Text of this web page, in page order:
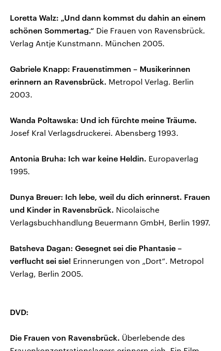
Loretta Walz: „Und dann kommst du dahin an einem
schönen Sommertag.“ Die Frauen von Ravensbrück.
Verlag Antje Kunstmann. München 2005.
Gabriele Knapp: Frauenstimmen – Musikerinnen
erinnern an Ravensbrück. Metropol Verlag. Berlin
2003.
Wanda Poltawska: Und ich fürchte meine Träume.
Josef Kral Verlagsdruckerei. Abensberg 1993.
Antonia Bruha: Ich war keine Heldin. Europaverlag
1995.
Dunya Breuer: Ich lebe, weil du dich erinnerst. Frauen
und Kinder in Ravensbrück. Nicolaische
Verlagsbuchhandlung Beuermann GmbH, Berlin 1997.
Batsheva Dagan: Gesegnet sei die Phantasie –
verflucht sei sie! Erinnerungen von „Dort“. Metropol
Verlag, Berlin 2005.
DVD:
Die Frauen von Ravensbrück. Überlebende des